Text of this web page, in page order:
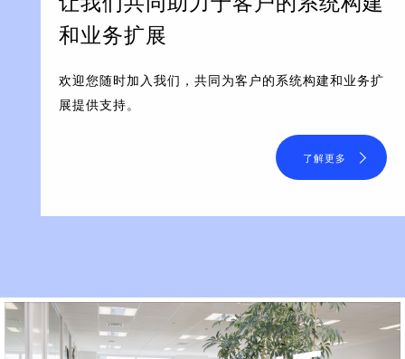
和业务扩展
欢迎您随时加入我们，共同为客户的系统构建和业务扩
展提供支持。
了解更多